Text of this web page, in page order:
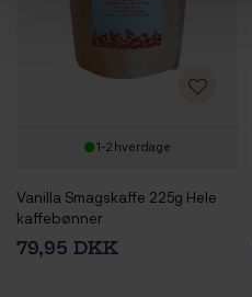
1-2 hverdage
Vanilla Smagskaffe 225g Hele
kaffebønner
79,95 DKK